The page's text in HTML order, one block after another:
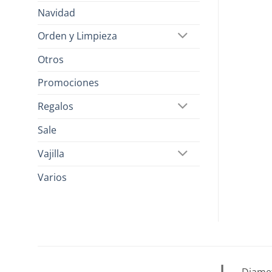
Navidad
Orden y Limpieza
Otros
Promociones
Regalos
Sale
Vajilla
Varios